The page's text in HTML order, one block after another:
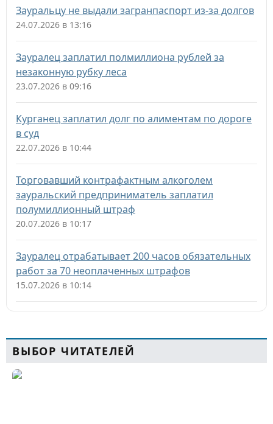
Зауральцу не выдали загранпаспорт из-за долгов
24.07.2026 в 13:16
Зауралец заплатил полмиллиона рублей за
незаконную рубку леса
23.07.2026 в 09:16
Курганец заплатил долг по алиментам по дороге
в суд
22.07.2026 в 10:44
Торговавший контрафактным алкоголем
зауральский предприниматель заплатил
полумиллионный штраф
20.07.2026 в 10:17
Зауралец отрабатывает 200 часов обязательных
работ за 70 неоплаченных штрафов
15.07.2026 в 10:14
ВЫБОР ЧИТАТЕЛЕЙ